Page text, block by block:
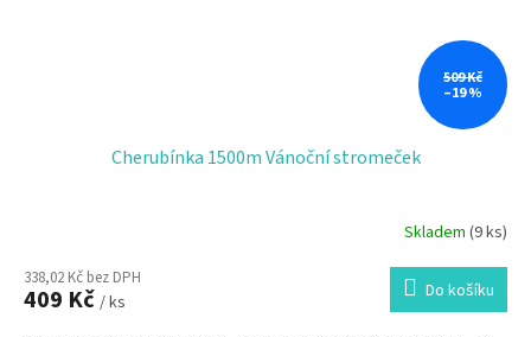
509 Kč
–19 %
Cherubínka 1500m Vánoční stromeček
Skladem (9 ks)
338,02 Kč bez DPH
409 Kč / ks Do košíku